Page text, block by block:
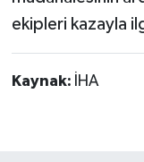
ekipleri kazayla
Kaynak: İHA